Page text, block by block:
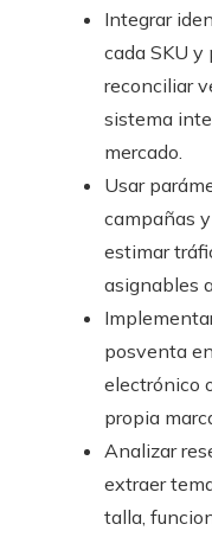
Integrar
cada SKU y
reconciliar
sistema
mercado.
Usar
campañas
estimar
asignables
posventa
electrónico
propia
Analizar
extraer
talla,